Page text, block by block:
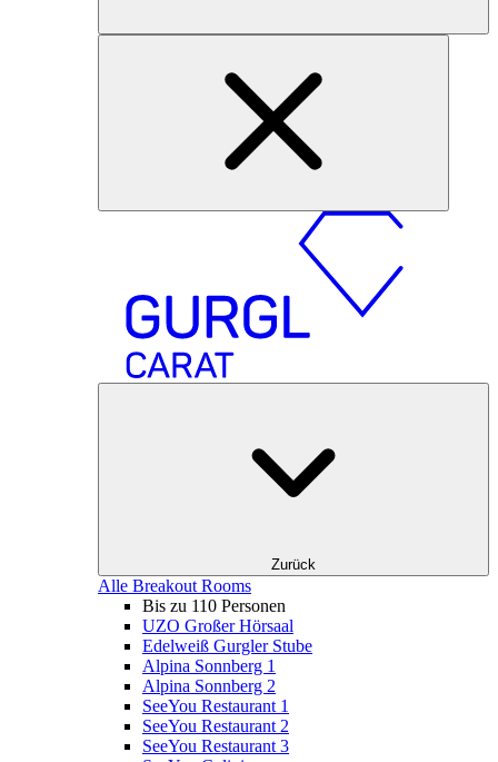
Zurück
Alle Breakout Rooms
Bis zu 110 Personen
UZO Großer Hörsaal
Edelweiß Gurgler Stube
Alpina Sonnberg 1
Alpina Sonnberg 2
SeeYou Restaurant 1
SeeYou Restaurant 2
SeeYou Restaurant 3